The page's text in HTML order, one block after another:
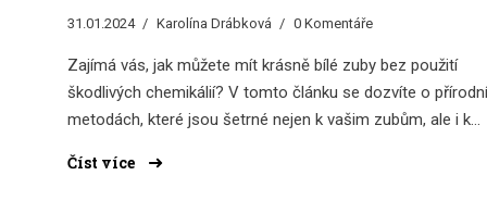
31.01.2024 Karolína Drábková 0 Komentáře
Zajímá vás, jak můžete mít krásně bílé zuby bez použití
škodlivých chemikálií? V tomto článku se dozvíte o
metodách, které jsou šetrné nejen k vašim zubům, ale i k
techniky, které můžete snadno vyzkoušet doma, a
Číst více